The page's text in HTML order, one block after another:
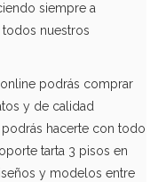
siempre a
nuestros
podrás comprar
y de calidad
hacerte con todo
tarta 3 pisos en
y modelos entre